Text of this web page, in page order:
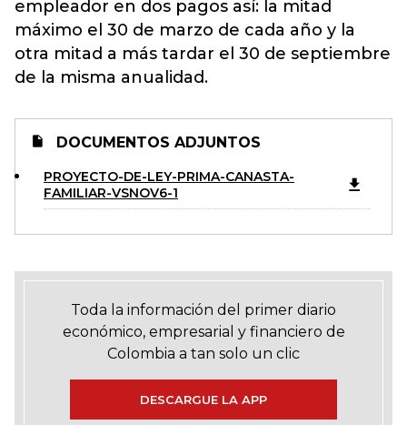
empleador en dos pagos así: la mitad
máximo el 30 de marzo de cada año y la
otra mitad a más tardar el 30 de septiembre
de la misma anualidad.
DOCUMENTOS ADJUNTOS
PROYECTO-DE-LEY-PRIMA-CANASTA-
FAMILIAR-VSNOV6-1
Toda la información del primer diario
económico, empresarial y financiero de
Colombia a tan solo un clic
DESCARGUE LA APP